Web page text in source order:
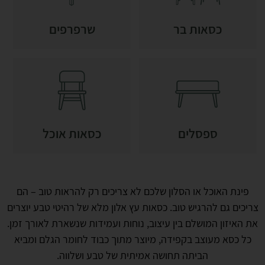
כסאות בר שרפרפים
ספסלים כסאות אוכל
פינת האוכל או הסלון שלכם לא צריכים רק להראות טוב – הם
צריכים גם להרגיש טוב. כסאות עץ אלון מלא של רהיטי טבע יוצרים
את האיזון המושלם בין עיצוב, נוחות ועמידות שנשארת לאורך זמן.
כל כסא מעוצב בקפידה, מיוצר מתוך כבוד לחומר הגלם ומביא
הביתה תחושה אמיתית של טבע ושלווה.